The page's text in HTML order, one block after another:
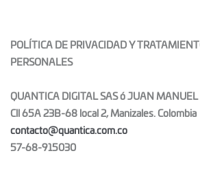
POLÍTICA DE PRIVACIDAD Y
PERSONALES
QUANTICA DIGITAL SAS ó JUAN MANUEL
Cll 65A 23B-68 local 2, Manizales. Colombia
contacto@quantica.com.co
57-68-915030